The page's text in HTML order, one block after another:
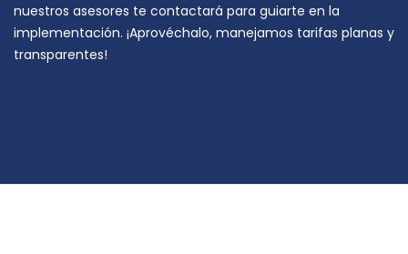
nuestros asesores te contactará para guiarte en la
implementación. ¡Aprovéchalo, manejamos tarifas planas y
transparentes!